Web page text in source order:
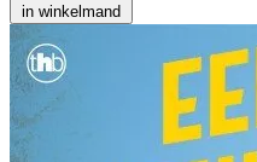
in winkelmand